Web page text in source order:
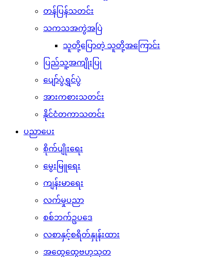
တန်ပြန်သတင်း
သကသအကွဲအပြဲ
သူတို့ပြောတဲ့ သူတို့အကြောင်း
ပြည်သူ့အကျိုးပြု
ပျော်ပွဲရွှင်ပွဲ
အားကစားသတင်း
နိုင်ငံတကာသတင်း
ပညာပေး
စိုက်ပျိုးရေး
မွေးမြူရေး
ကျန်းမာရေး
လက်မှုပညာ
စစ်ဘက်ဥပဒေ
လစာနှင့်စရိတ်နှုန်းထား
အထွေထွေဗဟုသုတ